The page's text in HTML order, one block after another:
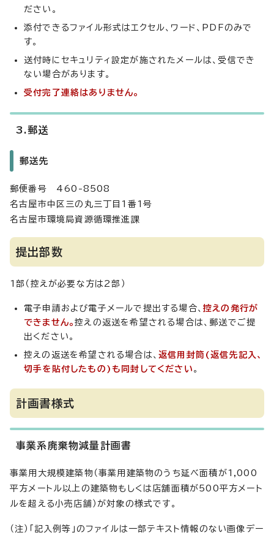
ださい。
添付できるファイル形式はエクセル、ワード、PDFのみで
す。
送付時にセキュリティ設定が施されたメールは、受信でき
ない場合があります。
受付完了連絡はありません。
3.郵送
郵送先
郵便番号 460-8508
名古屋市中区三の丸三丁目1番1号
名古屋市環境局資源循環推進課
提出部数
1部（控えが必要な方は2部）
電子申請および電子メールで提出する場合、 控えの発行が
できません。控えの返送を希望される場合は、郵送でご提
出ください。
控えの返送を希望される場合は、 返信用封筒(返信先記入、
切手を貼付したもの)も同封してください 。
計画書様式
事業系廃棄物減量計画書
事業用大規模建築物（事業用建築物のうち延べ面積が1,000
平方メートル以上の建築物もしくは店舖面積が500平方メート
ルを超える小売店舗）が対象の様式です。
（注）「記入例等」のファイルは一部テキスト情報のない画像デー